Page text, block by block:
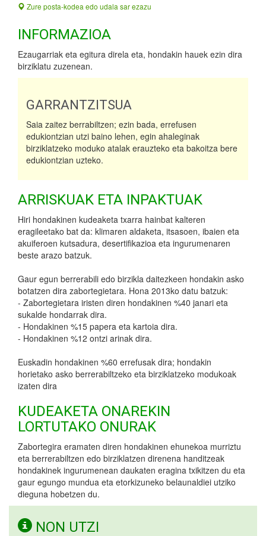
Zure posta-kodea edo udala sar ezazu
INFORMAZIOA
Ezaugarriak eta egitura direla eta, hondakin hauek ezin dira
birziklatu zuzenean.
GARRANTZITSUA
Saia zaitez berrabiltzen; ezin bada, errefusen
edukiontzian utzi baino lehen, egin ahaleginak
birziklatzeko moduko atalak erauzteko eta bakoitza bere
edukiontzian uzteko.
ARRISKUAK ETA INPAKTUAK
Hiri hondakinen kudeaketa txarra hainbat kalteren
eragileetako bat da: klimaren aldaketa, itsasoen, ibaien eta
akuiferoen kutsadura, desertifikazioa eta ingurumenaren
beste arazo batzuk.
Gaur egun berrerabili edo birzikla daitezkeen hondakin asko
botatzen dira zabortegietara. Hona 2013ko datu batzuk:
- Zabortegietara iristen diren hondakinen %40 janari eta
sukalde hondarrak dira.
- Hondakinen %15 papera eta kartoia dira.
- Hondakinen %12 ontzi arinak dira.
Euskadin hondakinen %60 errefusak dira; hondakin
horietako asko berrerabiltzeko eta birziklatzeko modukoak
izaten dira
KUDEAKETA ONAREKIN
LORTUTAKO ONURAK
Zabortegira eramaten diren hondakinen ehunekoa murriztu
eta berrerabiltzen edo birziklatzen direnena handitzeak
hondakinek ingurumenean daukaten eragina txikitzen du eta
gaur egungo mundua eta etorkizuneko belaunaldiei utziko
dieguna hobetzen du.
NON UTZI